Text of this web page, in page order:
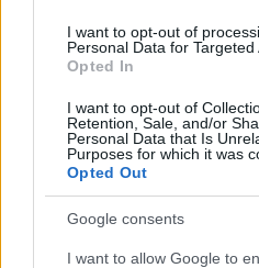
I want to opt-out of
Personal Data for Targeted
Opted In
I want to opt-out of
Retention, Sale, and/or
Personal Data that Is
Purposes for which it was
Opted Out
Google consents
I want to allow Google to
Gallura
Michelle Hunziker
vivo: un amico vip
Calangianus,
accoglienza minori